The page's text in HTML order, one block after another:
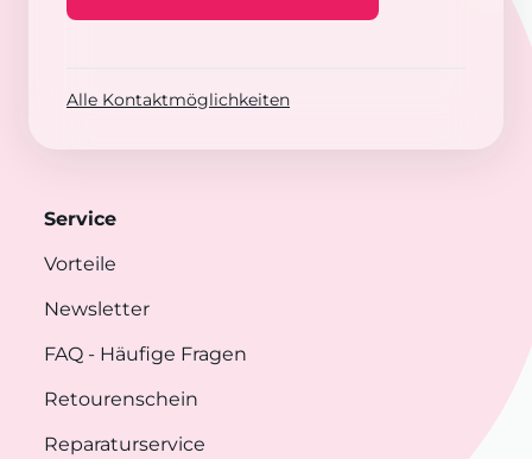
Alle Kontaktmöglichkeiten
Service
Vorteile
Newsletter
FAQ - Häufige Fragen
Retourenschein
Reparaturservice